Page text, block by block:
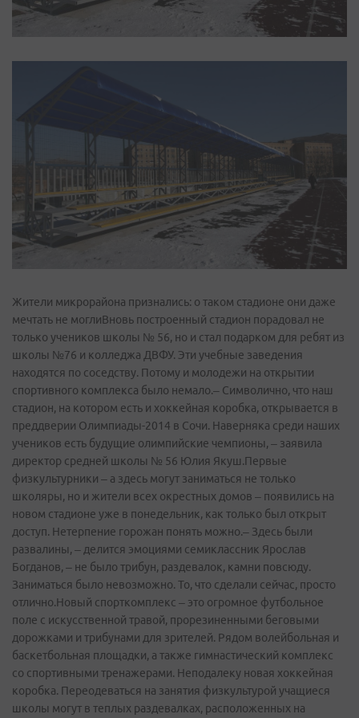
Жители микрорайона признались: о таком стадионе они даже
мечтать не моглиВновь построенный стадион порадовал не
только учеников школы № 56, но и стал подарком для ребят из
школы №76 и колледжа ДВФУ. Эти учебные заведения
находятся по соседству. Потому и молодежи на открытии
спортивного комплекса было немало.– Символично, что наш
стадион, на котором есть и хоккейная коробка, открывается в
преддверии Олимпиады-2014 в Сочи. Наверняка среди наших
учеников есть будущие олимпийские чемпионы, – заявила
директор средней школы № 56 Юлия Якуш.Первые
физкультурники – а здесь могут заниматься не только
школяры, но и жители всех окрестных домов – появились на
новом стадионе уже в понедельник, как только был открыт
доступ. Нетерпение горожан понять можно.– Здесь были
развалины, – делится эмоциями семиклассник Ярослав
Богданов, – не было трибун, раздевалок, камни повсюду.
Заниматься было невозможно. То, что сделали сейчас, просто
отлично.Новый спорткомплекс – это огромное футбольное
поле с искусственной травой, прорезиненными беговыми
дорожками и трибунами для зрителей. Рядом волейбольная и
баскетбольная площадки, а также гимнастический комплекс
со спортивными тренажерами. Неподалеку новая хоккейная
коробка. Переодеваться на занятия физкультурой учащиеся
школы могут в теплых раздевалках, расположенных на